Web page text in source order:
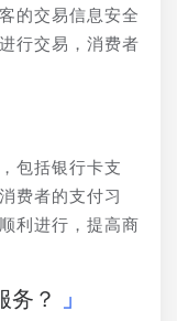
的交易信息安全
行交易，消费者
包括银行卡支
费者的支付习
利进行，提高商
务？